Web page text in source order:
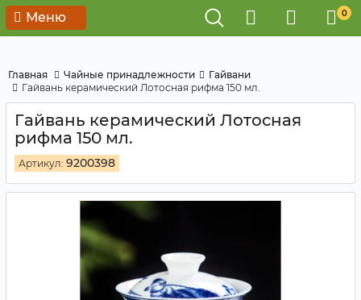
Меню 0
Главная Чайные принадлежности
Гайвани
Гайвань керамический Лотосная рифма 150 мл.
Гайвань керамический Лотосная
рифма 150 мл.
Артикул: 9200398